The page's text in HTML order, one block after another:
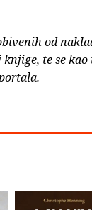
od
te se kao